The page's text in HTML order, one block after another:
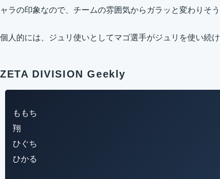
ャラの印象なので、チームの雰囲気からガラッと変わりそう
個人的には、ジュリ使いとしてマゴ選手がジュリを使い続
ZETA DIVISION Geekly
ももち
翔
ひぐち
ひかる